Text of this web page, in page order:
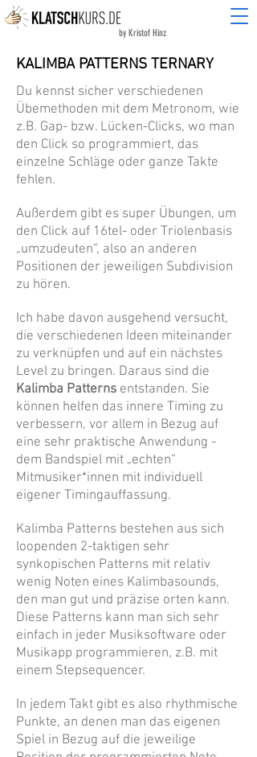
by Kristof Hinz
KALIMBA PATTERNS TERNARY
Du kennst sicher verschiedenen
Übemethoden mit dem Metronom, wie
z.B. Gap- bzw. Lücken-Clicks, wo man
den Click so programmiert, das
einzelne Schläge oder ganze Takte
fehlen.
Außerdem gibt es super Übungen, um
den Click auf 16tel- oder Triolenbasis
„umzudeuten“, also an anderen
Positionen der jeweiligen Subdivision
zu hören.
Ich habe davon ausgehend versucht,
die verschiedenen Ideen miteinander
zu verknüpfen und auf ein nächstes
Level zu bringen. Daraus sind die
Kalimba Patterns entstanden. Sie
können helfen das innere Timing zu
verbessern, vor allem in Bezug auf
eine sehr praktische Anwendung -
dem Bandspiel mit „echten“
Mitmusiker*innen mit individuell
eigener Timingauffassung.
Kalimba Patterns bestehen aus sich
loopenden 2-taktigen sehr
synkopischen Patterns mit relativ
wenig Noten eines Kalimbasounds,
den man gut und präzise orten kann.
Diese Patterns kann man sich sehr
einfach in jeder Musiksoftware oder
Musikapp programmieren, z.B. mit
einem Stepsequencer.
In jedem Takt gibt es also rhythmische
Punkte, an denen man das eigenen
Spiel in Bezug auf die jeweilige